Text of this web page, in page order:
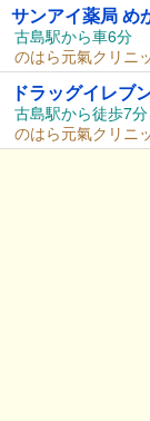
サンアイ薬局 め
古島駅から車6分
のはら元氣クリニ
ドラッグイレブ
古島駅から徒歩7分
のはら元氣クリニ